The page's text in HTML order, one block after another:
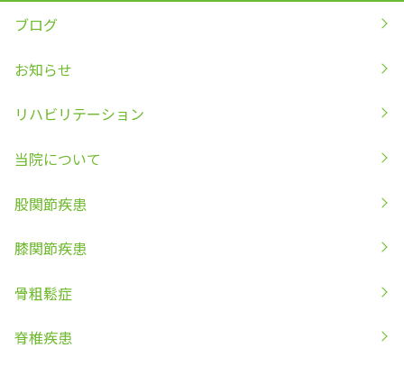
ブログ
お知らせ
リハビリテーション
当院について
股関節疾患
膝関節疾患
骨粗鬆症
脊椎疾患